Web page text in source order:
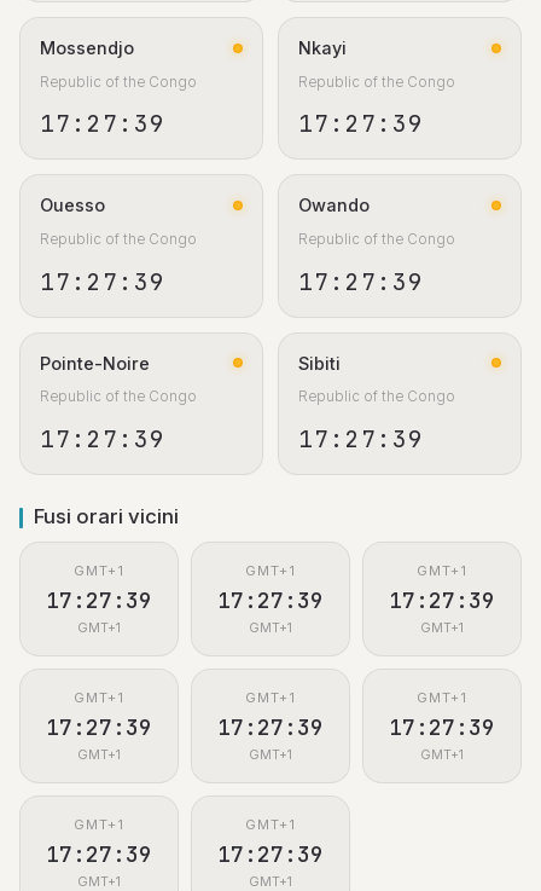
Mossendjo
Republic of the Congo
17:27:40
Nkayi
Republic of the Congo
17:27:40
Ouesso
Republic of the Congo
17:27:40
Owando
Republic of the Congo
17:27:40
Pointe-Noire
Republic of the Congo
17:27:40
Sibiti
Republic of the Congo
17:27:40
Fusi orari vicini
GMT+1
17:27:40
GMT+1
GMT+1
17:27:40
GMT+1
GMT+1
17:27:40
GMT+1
GMT+1
17:27:40
GMT+1
GMT+1
17:27:40
GMT+1
GMT+1
17:27:40
GMT+1
GMT+1
17:27:40
GMT+1
GMT+1
17:27:40
GMT+1